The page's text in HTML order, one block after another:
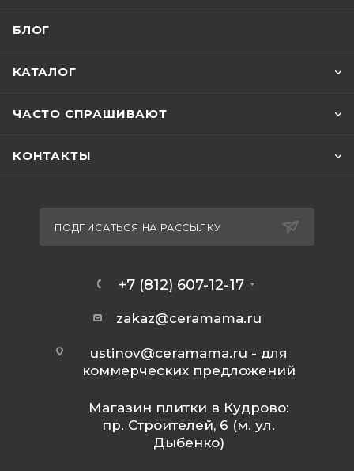
БЛОГ
КАТАЛОГ
ЧАСТО СПРАШИВАЮТ
КОНТАКТЫ
ПОДПИСАТЬСЯ НА РАССЫЛКУ
+7 (812) 607-12-17
zakaz@ceramama.ru
ustinov@ceramama.ru - для
коммерческих предложений
Магазин плитки в Кудрово:
пр. Строителей, 6 (м. ул.
Дыбенко)